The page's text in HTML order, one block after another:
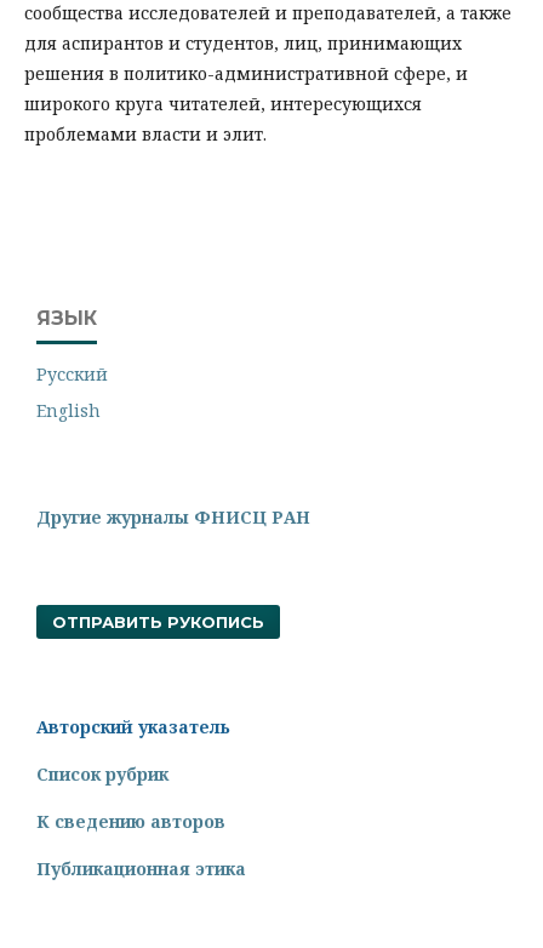
сообщества исследователей и преподавателей, а также
для аспирантов и студентов, лиц, принимающих
решения в политико-административной сфере, и
широкого круга читателей, интересующихся
проблемами власти и элит.
ЯЗЫК
Русский
English
Другие журналы ФНИСЦ РАН
ОТПРАВИТЬ РУКОПИСЬ
Авторский указатель
Список рубрик
К сведению авторов
Публикационная этика